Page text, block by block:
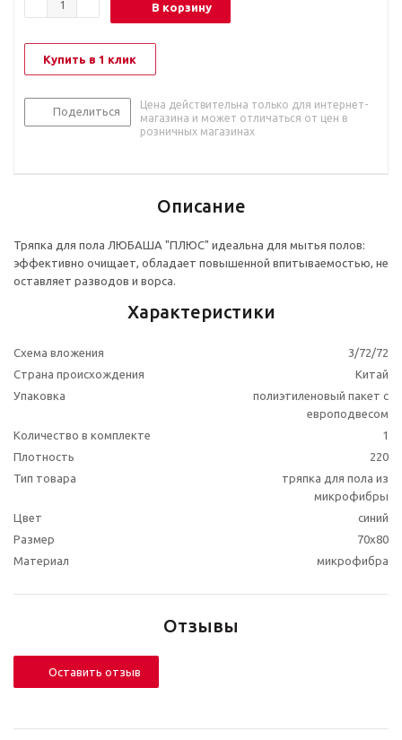
В корзину
Купить в 1 клик
Поделиться
Цена действительна только для интернет-
магазина и может отличаться от цен в
розничных магазинах
Описание
Тряпка для пола ЛЮБАША "ПЛЮС" идеальна для мытья полов:
эффективно очищает, обладает повышенной впитываемостью, не
оставляет разводов и ворса.
Характеристики
Схема вложения
3/72/72
Страна происхождения
Китай
Упаковка
полиэтиленовый пакет с
европодвесом
Количество в комплекте
1
Плотность
220
Тип товара
тряпка для пола из
микрофибры
Цвет
синий
Размер
70х80
Материал
микрофибра
Отзывы
Оставить отзыв